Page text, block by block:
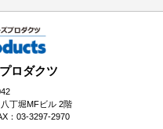
ロダクツ
丁堀MFビル 2階
：03-3297-2970